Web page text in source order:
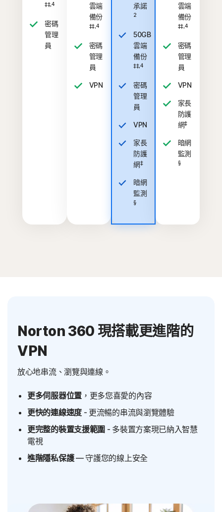
‡‡,4
密碼
管理
員
雲端
備份
‡‡,4
密碼
管理
員
VPN
承諾
2
50GB
雲端
備份
‡‡,4
密碼
管理
員
VPN
家長
防護
網‡
暗網
監測
§
雲端
備份
‡‡,4
密碼
管理
員
VPN
家長
防護
網‡
暗網
監測
§
Norton 360 現搭載更進階的
VPN
放心地串流、瀏覽與連線。
更多伺服器位置，更多您喜愛的內容
更快的連線速度- 更流暢的串流與瀏覽體驗
更完整的裝置支援範圍 - 多裝置方案現已納入智慧
電視
進階隱私保護— 守護您的線上安全